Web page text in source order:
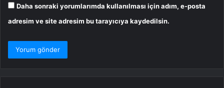
Daha sonraki yorumlarımda kullanılması için adım, e-posta
adresim ve site adresim bu tarayıcıya kaydedilsin.